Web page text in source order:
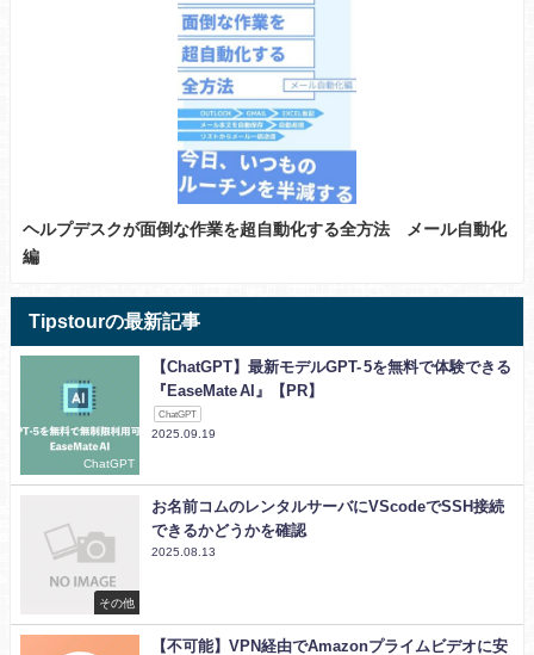
ヘルプデスクが面倒な作業を超自動化する全方法 メール自動化
編
Tipstourの最新記事
ChatGPT
【ChatGPT】最新モデルGPT- 5を無料で体験できる
『EaseMate AI』【PR】
ChatGPT
2025.09.19
その他
お名前コムのレンタルサーバにVScodeでSSH接続
できるかどうかを確認
2025.08.13
【不可能】VPN経由でAmazonプライムビデオに安